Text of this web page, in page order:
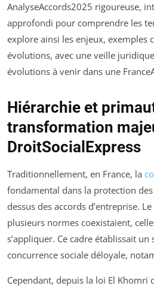
AnalyseAccords2025 rigoureuse,
approfondi pour comprendre les
explore ainsi les enjeux, exemples
évolutions, avec une veille
évolutions à venir dans une
Hiérarchie et
transformation
DroitSocialExpress
Traditionnellement, en France, la
fondamental dans la protection
dessus des accords d’entreprise. Le
plusieurs normes coexistaient,
s’appliquer. Ce cadre établissait
concurrence sociale déloyale,
Cependant, depuis la loi El Khomri